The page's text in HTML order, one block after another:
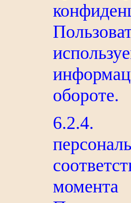
обороте.
6.2.4.